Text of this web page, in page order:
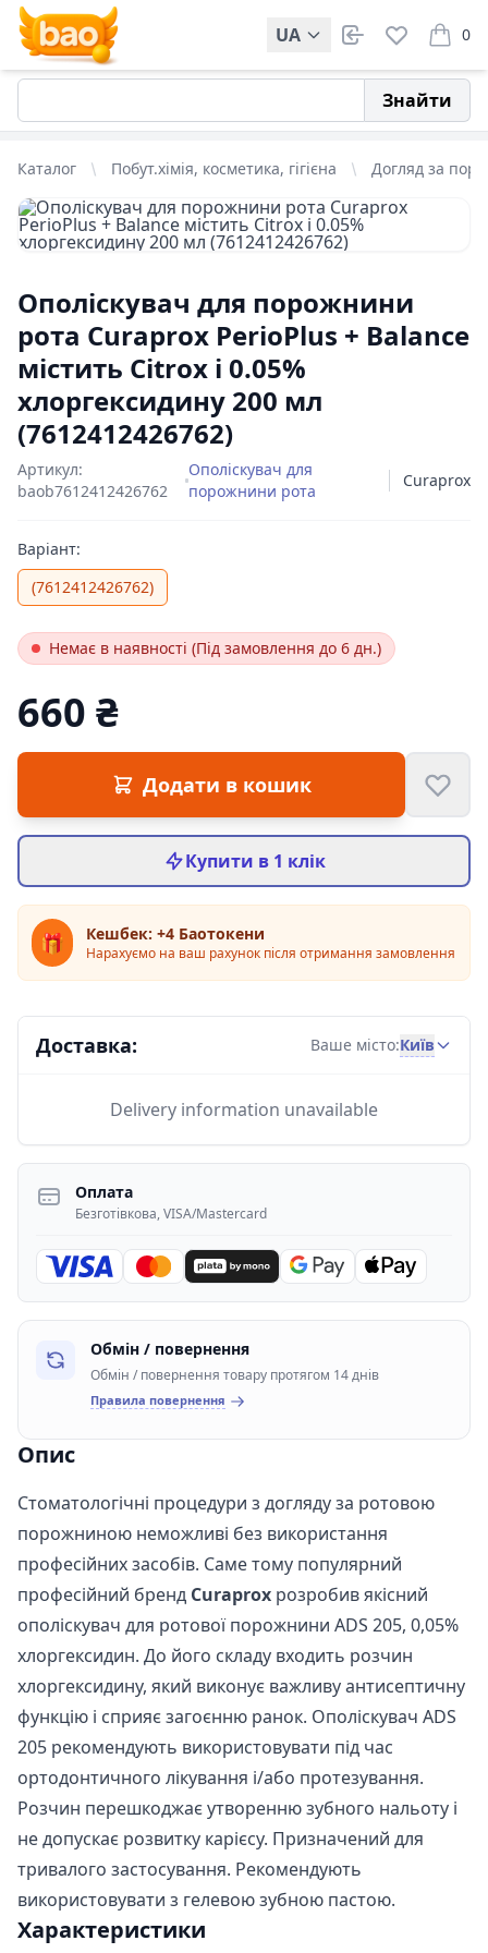
UA 0
items
Знайти
Каталог Побут.хімія, косметика, гігієна Догляд за
Опис
Стоматологічні процедури з догляду за ротовою
порожниною неможливі без використання
професійних засобів. Саме тому популярний
професійний бренд Curaprox розробив якісний
ополіскувач для ротової порожнини ADS 205, 0,05%
хлоргексидин. До його складу входить розчин
хлоргексидину, який виконує важливу антисептичну
функцію і сприяє загоєнню ранок. Ополіскувач ADS
205 рекомендують використовувати під час
ортодонтичного лікування і/або протезування.
Розчин перешкоджає утворенню зубного нальоту і
не допускає розвитку карієсу. Призначений для
тривалого застосування. Рекомендують
використовувати з гелевою зубною пастою.
Ополіскувач для порожнини
рота Curaprox PerioPlus + Balance
містить Citrox і 0.05%
хлоргексидину 200 мл
(7612412426762)
Артикул:
baob7612412426762
Ополіскувач для
порожнини рота
Curaprox
Варіант:
(7612412426762)
Немає в наявності (Під замовлення до 6 дн.)
Цена:
660 ₴
Додати в кошик
Купити в 1 клік
🎁 Кешбек: +4 Баотокени
Нарахуємо на ваш рахунок після отримання замовлення
Доставка: Ваше місто:Київ
Delivery information unavailable
Оплата
Безготівкова, VISA/Mastercard
Обмін / повернення
Обмін / повернення товару протягом 14 днів
Правила повернення
Характеристики